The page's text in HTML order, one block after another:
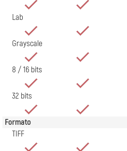
Lab
Grayscale
8 / 16 bits
32 bits
Formato
TIFF